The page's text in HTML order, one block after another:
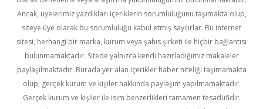
Ancak, üyelerimiz yazdıkları içeriklerin sorumluluğunu taşımakta olup,
siteye üye olarak bu sorumluluğu kabul etmiş sayılırlar. Bu internet
sitesi, herhangi bir marka, kurum veya şahıs şirketi ile hiçbir bağlantısı
bulunmamaktadır. Sitede yalnızca kendi hazırladığımız makaleler
paylaşılmaktadır. Burada yer alan içerikler haber niteliği taşımamakta
olup, gerçek kurum ve kişiler hakkında paylaşım yapılmamaktadır.
Gerçek kurum ve kişiler ile isim benzerlikleri tamamen tesadüfidir.